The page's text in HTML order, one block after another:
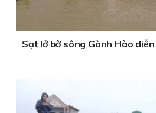
Sạt lở bờ sông Gành Hào